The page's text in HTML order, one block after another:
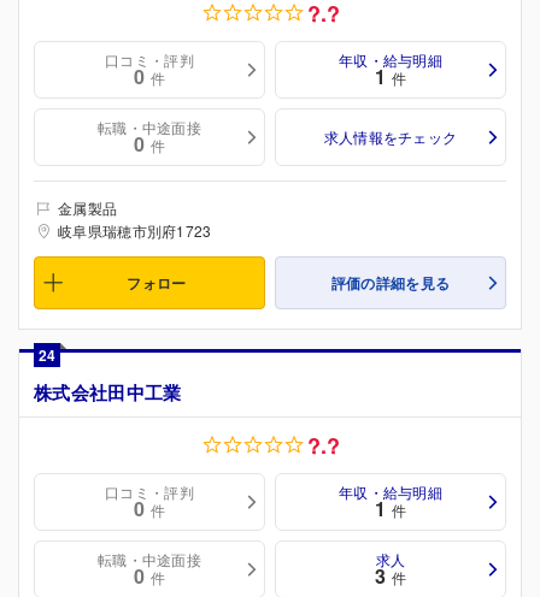
?.?
口コミ・評判
0 件
年収・給与明細
1 件
転職・中途面接
0 件 求人情報をチェック
金属製品
岐阜県瑞穂市別府1723
フォロー 評価の詳細を見る
24
株式会社田中工業
?.?
口コミ・評判
0 件
年収・給与明細
1 件
転職・中途面接
0 件
求人
3 件